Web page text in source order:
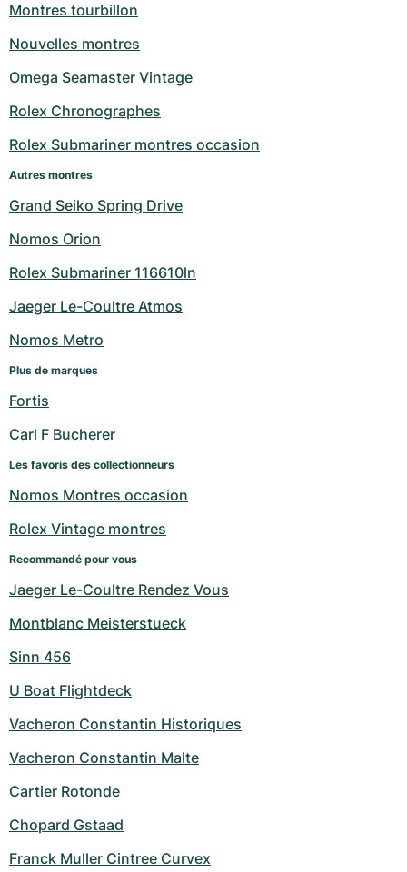
Montres tourbillon
Nouvelles montres
Omega Seamaster Vintage
Rolex Chronographes
Rolex Submariner montres occasion
Autres montres
Grand Seiko Spring Drive
Nomos Orion
Rolex Submariner 116610ln
Jaeger Le-Coultre Atmos
Nomos Metro
Plus de marques
Fortis
Carl F Bucherer
Les favoris des collectionneurs
Nomos Montres occasion
Rolex Vintage montres
Recommandé pour vous
Jaeger Le-Coultre Rendez Vous
Montblanc Meisterstueck
Sinn 456
U Boat Flightdeck
Vacheron Constantin Historiques
Vacheron Constantin Malte
Cartier Rotonde
Chopard Gstaad
Franck Muller Cintree Curvex